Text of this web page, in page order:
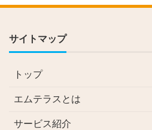
サイトマップ
トップ
エムテラスとは
サービス紹介